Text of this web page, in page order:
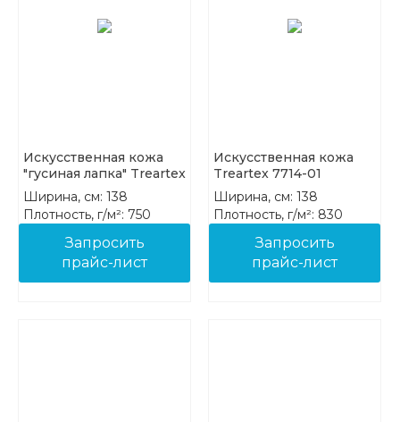
Искусственная кожа
"гусиная лапка" Treartex
7943-10
Ширина, см: 138
Плотность, г/м²: 750
Запросить
прайс-лист
Искусственная кожа
Treartex 7714-01
Ширина, см: 138
Плотность, г/м²: 830
Запросить
прайс-лист